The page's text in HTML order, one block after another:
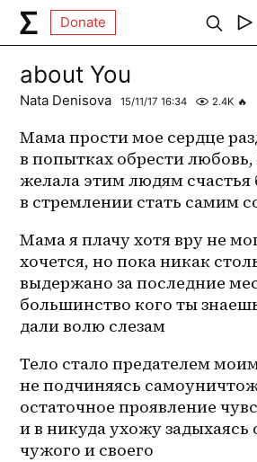
Donate
about You
Nata Denisova 15/11/17 16:34 2.4K 🔥
Мама прости мое сердце
в попытках обрести любовь,
желала этим людям
в стремлении стать самим
Мама я плачу хотя вру не
хочется, но пока никак
выдержано за последние
большинство кого ты
дали волю слезам
Тело стало предателем
не подчиняясь
остаточное проявление
и в никуда ухожу задыхаясь
чужого и своего